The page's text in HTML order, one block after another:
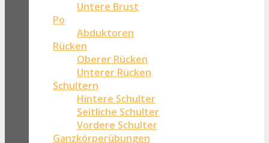
Untere Brust
Po
Abduktoren
Rücken
Oberer Rücken
Unterer Rücken
Schultern
Hintere Schulter
Seitliche Schulter
Vordere Schulter
Ganzkörperübungen